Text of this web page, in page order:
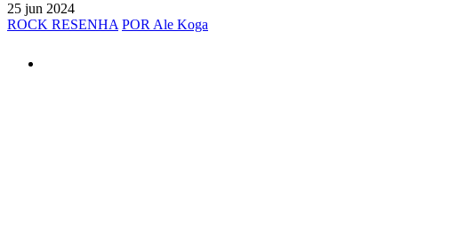
25 jun 2024
ROCK RESENHA POR Ale Koga